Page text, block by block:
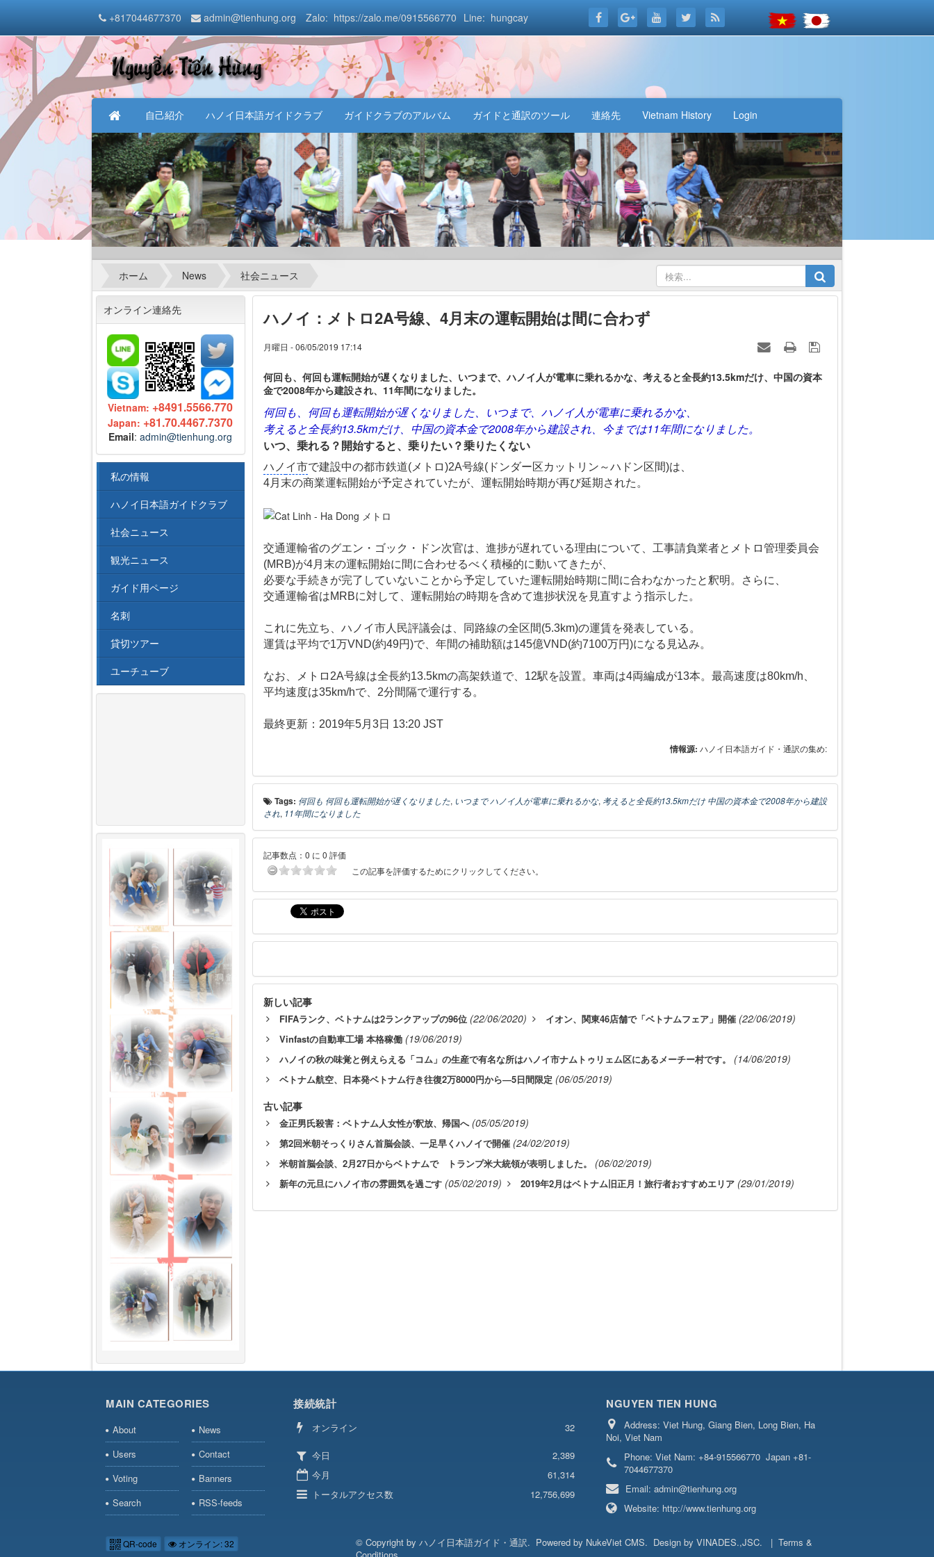
自己紹介 ハノイ日本語ガイドクラブ ガイドクラブのアルバム ガイドと通訳のツール 連絡先 Vietnam History Login
+817044677370 admin@tienhung.org Zalo: https://zalo.me/0915566770 Line: hungcay
ホーム News 社会ニュース
ハノイ：メトロ2A号線、4月末の運転開始は間に合わず
月曜日 - 06/05/2019 17:14
何回も、何回も運転開始が遅くなりました、いつまで、ハノイ人が電車に乗れるかな、考えると全長約13.5kmだけ、中国の資本
金で2008年から建設され、11年間になりました。
何回も、何回も運転開始が遅くなりました、いつまで、ハノイ人が電車に乗れるかな、
考えると全長約13.5kmだけ、中国の資本金で2008年から建設され、今までは11年間になりました。
いつ、乗れる？開始すると、乗りたい？乗りたくない
ハノイ市で建設中の都市鉄道(メトロ)2A号線(ドンダー区カットリン～ハドン区間)は、
4月末の商業運転開始が予定されていたが、運転開始時期が再び延期された。
交通運輸省のグエン・ゴック・ドン次官は、進捗が遅れている理由について、工事請負業者とメトロ管理委員会
(MRB)が4月末の運転開始に間に合わせるべく積極的に動いてきたが、
必要な手続きが完了していないことから予定していた運転開始時期に間に合わなかったと釈明。さらに、
交通運輸省はMRBに対して、運転開始の時期を含めて進捗状況を見直すよう指示した。
これに先立ち、ハノイ市人民評議会は、同路線の全区間(5.3km)の運賃を発表している。
運賃は平均で1万VND(約49円)で、年間の補助額は145億VND(約7100万円)になる見込み。
なお、メトロ2A号線は全長約13.5kmの高架鉄道で、12駅を設置。車両は4両編成が13本。最高速度は80km/h、
平均速度は35km/hで、2分間隔で運行する。
最終更新：2019年5月3日 13:20 JST
情報源: ハノイ日本語ガイド・通訳の集め:
Tags: 何回も 何回も運転開始が遅くなりました, いつまで ハノイ人が電車に乗れるかな, 考えると全長約13.5kmだけ 中国の資本金で2008年から建設
され, 11年間になりました
記事数点：0 に 0 評価
この記事を評価するためにクリックしてください。
新しい記事
FIFAランク、ベトナムは2ランクアップの96位 (22/06/2020) イオン、関東46店舗で「ベトナムフェア」開催 (22/06/2019)
Vinfastの自動車工場 本格稼働 (19/06/2019)
ハノイの秋の味覚と例えらえる「コム」の生産で有名な所はハノイ市ナムトゥリェム区にあるメーチー村です。 (14/06/2019)
ベトナム航空、日本発ベトナム行き往復2万8000円から―5日間限定 (06/05/2019)
古い記事
金正男氏殺害：ベトナム人女性が釈放、帰国へ (05/05/2019)
第2回米朝そっくりさん首脳会談、一足早くハノイで開催 (24/02/2019)
米朝首脳会談、2月27日からベトナムで トランプ米大統領が表明しました。 (06/02/2019)
新年の元旦にハノイ市の雰囲気を過ごす (05/02/2019) 2019年2月はベトナム旧正月！旅行者おすすめエリア (29/01/2019)
オンライン連絡先
Vietnam: +8491.5566.770
Japan: +81.70.4467.7370
Email:admin@tienhung.org
私の情報
ハノイ日本語ガイドクラブ
社会ニュース
観光ニュース
ガイド用ページ
名刺
貸切ツアー
ユーチューブ
MAIN CATEGORIES
About
News
Users
Contact
Voting
Banners
Search
RSS-feeds
接続統計
オンライン 32
今日
2,389
今月
61,314
トータルアクセス数
12,756,699
NGUYEN TIEN HUNG
Address: Viet Hung, Giang Bien, Long Bien, Ha
Noi, Viet Nam
Phone: Viet Nam: +84-915566770 Japan +81-
7044677370
Email: admin@tienhung.org
Website: http://www.tienhung.org
QR-code オンライン: 32 © Copyright by ハノイ日本語ガイド・通訳. Powered by NukeViet CMS. Design by VINADES.,JSC. | Terms &
Conditions